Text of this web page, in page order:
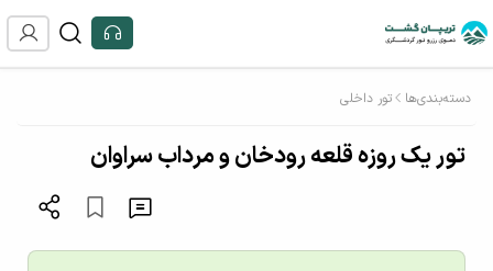
تور داخلی دسته‌بندی‌ها
تور یک روزه قلعه رودخان و مرداب سراوان